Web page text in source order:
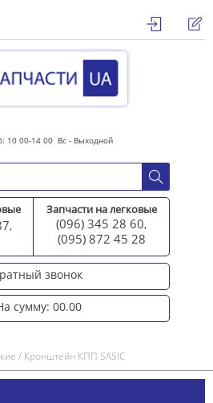
10 00-14 00 Вс - Выходной
,
Запчасти на легковые
(096) 345 28 60,
(095) 872 45 28
звонок
сумму: 00.00
/ Кронштейн КПП SASIC